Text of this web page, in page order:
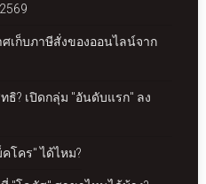
เก็บภาษีสั่งของออนไลน์จาก
ธิ? เปิดกลุ่ม "อันดับแรก" ลง
โคร" ได้ไหม?